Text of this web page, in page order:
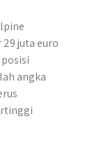
juta euro
angka